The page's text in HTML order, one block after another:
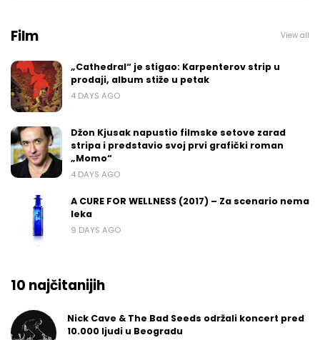
Film View all
„Cathedral“ je stigao: Karpenterov strip u
prodaji, album stiže u petak
4 DAYS AGO
Džon Kjusak napustio filmske setove zarad
stripa i predstavio svoj prvi grafički roman
„Momo“
4 DAYS AGO
A CURE FOR WELLNESS (2017) – Za scenario nema
leka
9 DAYS AGO
10 najčitanijih
Nick Cave & The Bad Seeds održali koncert pred
10.000 ljudi u Beogradu